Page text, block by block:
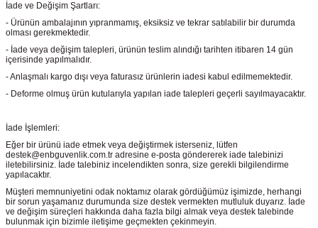
İade ve Değişim Şartları:
- Ürünün ambalajının yıpranmamış, eksiksiz ve tekrar satılabilir bir durumda
olması gerekmektedir.
- İade veya değişim talepleri, ürünün teslim alındığı tarihten itibaren 14 gün
içerisinde yapılmalıdır.
- Anlaşmalı kargo dışı veya faturasız ürünlerin iadesi kabul edilmemektedir.
- Deforme olmuş ürün kutularıyla yapılan iade talepleri geçerli sayılmayacaktır.
İade İşlemleri:
Eğer bir ürünü iade etmek veya değiştirmek isterseniz, lütfen
destek@enbguvenlik.com.tr adresine e-posta göndererek iade talebinizi
iletebilirsiniz. İade talebiniz incelendikten sonra, size gerekli bilgilendirme
yapılacaktır.
Müşteri memnuniyetini odak noktamız olarak gördüğümüz işimizde, herhangi
bir sorun yaşamanız durumunda size destek vermekten mutluluk duyarız. İade
ve değişim süreçleri hakkında daha fazla bilgi almak veya destek talebinde
bulunmak için bizimle iletişime geçmekten çekinmeyin.